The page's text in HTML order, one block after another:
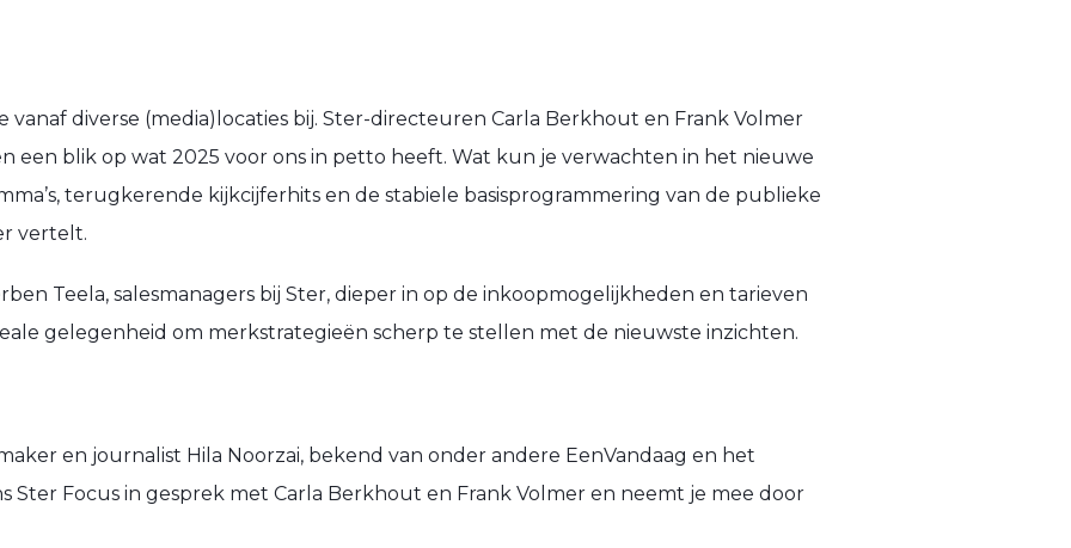
diverse (media)locaties bij. Ster-directeuren Carla Berkhout en Frank Volmer
een blik op wat 2025 voor ons in petto heeft. Wat kun je verwachten in het nieuwe
terugkerende kijkcijferhits en de stabiele basisprogrammering van de publieke
vertelt.
Teela, salesmanagers bij Ster, dieper in op de inkoopmogelijkheden en tarieven
gelegenheid om merkstrategieën scherp te stellen met de nieuwste inzichten.
en journalist Hila Noorzai, bekend van onder andere EenVandaag en het
Ster Focus in gesprek met Carla Berkhout en Frank Volmer en neemt je mee door